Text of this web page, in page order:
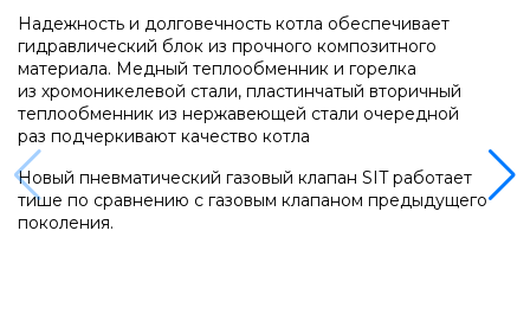
Настенные газовые конденсационные котлы
Vaillant
Напольные газовые котлы Vaillant
Напольные газовые конденсационные
Надежность и долговечность котла обеспечивает
гидравлический блок из прочного композитного
материала. Медный теплообменник и горелка
из хромоникелевой стали, пластинчатый вторичный
теплообменник из нержавеющей стали очередной
раз подчеркивают качество котла
Новый пневматический газовый клапан SIT работает
тише по сравнению с газовым клапаном предыдущего
поколения.